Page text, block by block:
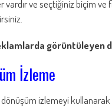
vardır ve seçtiğiniz biçim
görüntüleyen
İzleme
izlemeyi kullanarak